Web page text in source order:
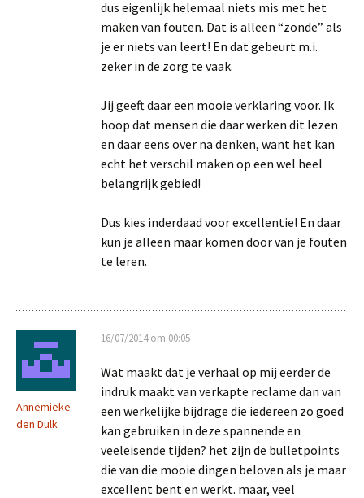
dus eigenlijk helemaal niets mis met het
maken van fouten. Dat is alleen “zonde” als
je er niets van leert! En dat gebeurt m.i.
zeker in de zorg te vaak.
Jij geeft daar een mooie verklaring voor. Ik
hoop dat mensen die daar werken dit lezen
en daar eens over na denken, want het kan
echt het verschil maken op een wel heel
belangrijk gebied!
Dus kies inderdaad voor excellentie! En daar
kun je alleen maar komen door van je fouten
te leren.
Annemieke
den Dulk
16/07/2014 om 00:05
Wat maakt dat je verhaal op mij eerder de
indruk maakt van verkapte reclame dan van
een werkelijke bijdrage die iedereen zo goed
kan gebruiken in deze spannende en
veeleisende tijden? het zijn de bulletpoints
die van die mooie dingen beloven als je maar
excellent bent en werkt. maar, veel